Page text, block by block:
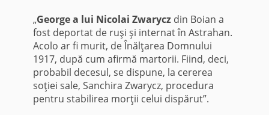
„George a lui Nicolai Zwaryczdin Boian a
fost deportat de ruşi şi internat în Astrahan.
Acolo ar fi murit, de Înălţarea Domnului
1917, după cum afirmă martorii. Fiind, deci,
probabil decesul, se dispune, la cererea
soţiei sale, Sanchira Zwarycz, procedura
pentru stabilirea morţii celui dispărut”.